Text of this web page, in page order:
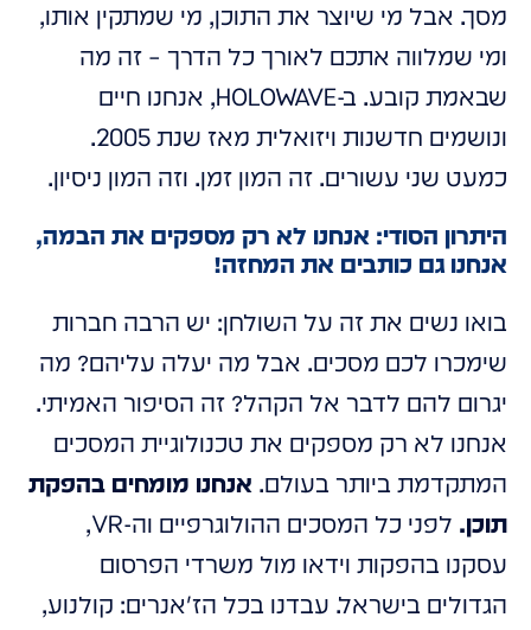
מסך. אבל מי שיוצר את התוכן, מי שמתקין אותו,
ומי שמלווה אתכם לאורך כל הדרך – זה מה
שבאמת קובע. ב-HOLOWAVE, אנחנו חיים
ונושמים חדשנות ויזואלית מאז שנת 2005.
כמעט שני עשורים. זה המון זמן. וזה המון ניסיון.
היתרון הסודי: אנחנו לא רק מספקים את הבמה,
אנחנו גם כותבים את המחזה!
בואו נשים את זה על השולחן: יש הרבה חברות
שימכרו לכם מסכים. אבל מה יעלה עליהם? מה
יגרום להם לדבר אל הקהל? זה הסיפור האמיתי.
אנחנו לא רק מספקים את טכנולוגיית המסכים
המתקדמת ביותר בעולם. אנחנו מומחים בהפקת
תוכן.
לפני כל המסכים ההולוגרפיים וה-VR,
עסקנו בהפקות וידאו מול משרדי הפרסום
הגדולים בישראל. עבדנו בכל הז'אנרים: קולנוע,